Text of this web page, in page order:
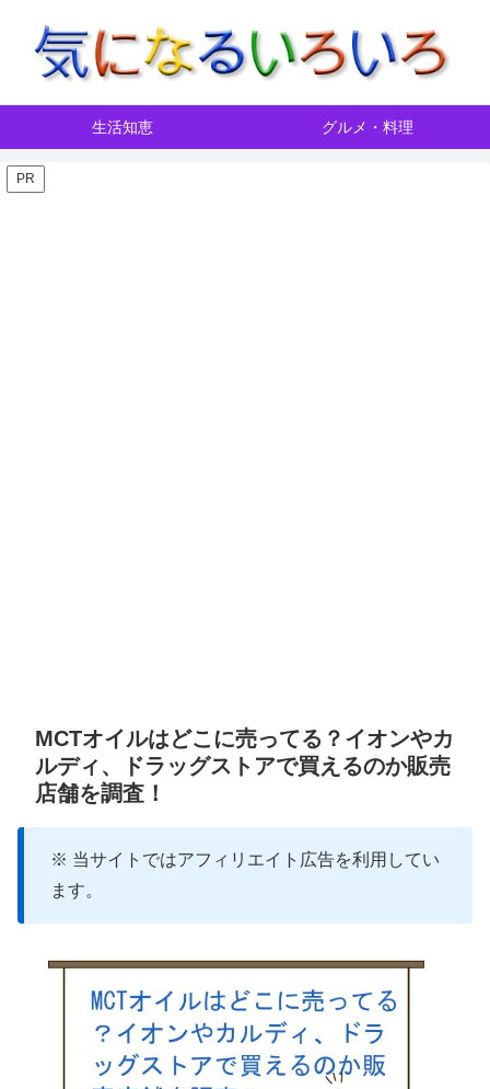
生活知恵 グルメ・料理
PR
MCTオイルはどこに売ってる？イオンやカ
ルディ、ドラッグストアで買えるのか販売
店舗を調査！
※ 当サイトではアフィリエイト広告を利用してい
ます。